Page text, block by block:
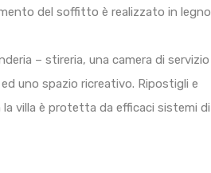
del soffitto è realizzato in legno
– stireria, una camera di servizio
uno spazio ricreativo. Ripostigli e
villa è protetta da efficaci sistemi di